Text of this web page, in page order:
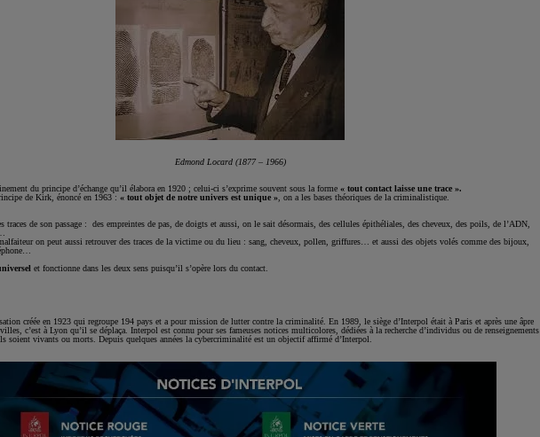
Edmond Locard (1877 – 1966)
du principe d’échange qu’il élabora en 1920 ; celui-ci s’exprime souvent sous la forme « tout contact laisse une trace ».
de Kirk, énoncé en 1963 : « tout objet de notre univers est unique » , on a les bases théoriques de la criminalistique.
traces de son passage : des empreintes de pas, de doigts et aussi, on le sait désormais, des cellules épithéliales, des cheveux, des poils, de l’ADN,
on peut aussi retrouver des traces de la victime ou du lieu : sang, cheveux, pollen, griffures… et aussi des objets volés comme des bijoux,
et fonctionne dans les deux sens puisqu’il s’opère lors du contact.
créée en 1923 qui regroupe 194 pays et a pour mission de lutter contre la criminalité. En 1989, le siège d’Interpol était à Paris et après une âpre
c’est à Lyon qu’il se déplaça. Interpol est connu pour ses fameuses notices multicolores, dédiées à la recherche d’individus ou de renseignements
soient vivants ou morts. Depuis quelques années la cybercriminalité est un objectif affirmé d’Interpol.